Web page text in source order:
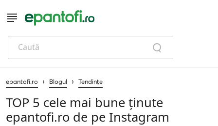
Caută
epantofi.ro › Blogul › Tendințe
TOP 5 cele mai bune ținute
epantofi.ro de pe Instagram